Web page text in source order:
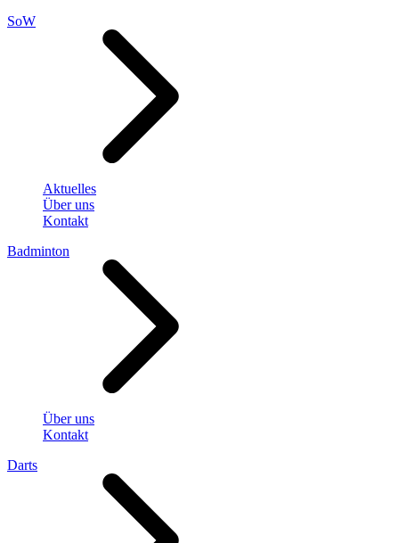
SoW
Aktuelles
Über uns
Kontakt
Badminton
Über uns
Kontakt
Darts